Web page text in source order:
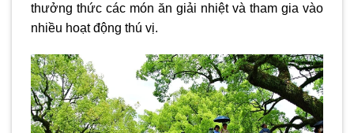
thưởng thức các món ăn giải nhiệt và tham gia vào
nhiều hoạt động thú vị.